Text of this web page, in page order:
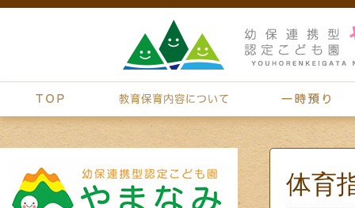
体育